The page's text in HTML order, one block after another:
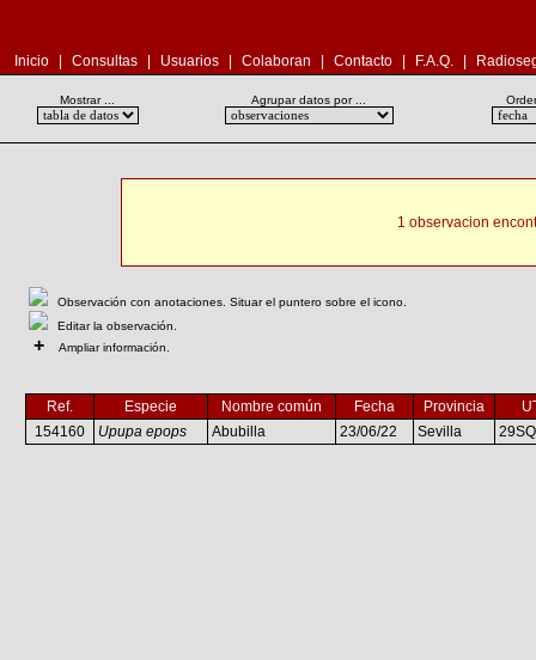
Inicio Consultas Usuarios Colaboran Contacto F.A.Q.
Mostrar ... Agrupar datos por ...
1 observacion
Observación con anotaciones. Situar el puntero sobre el icono.
Editar la observación.
+ Ampliar información.
Ref. Especie Nombre común Fecha Provincia
154160
Upupa epops Abubilla 23/06/22 Sevilla